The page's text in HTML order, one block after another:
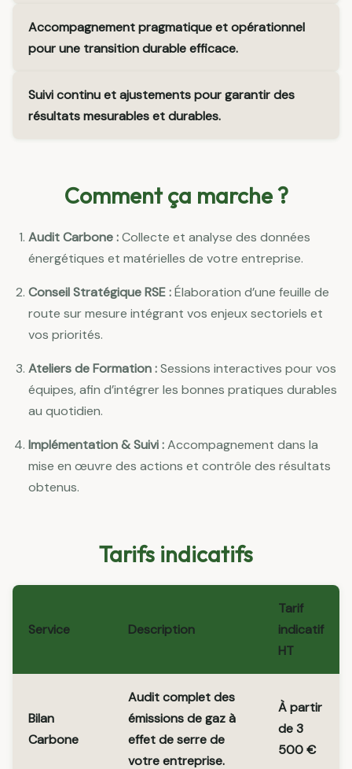
Accompagnement pragmatique et opérationnel
pour une transition durable efficace.
Suivi continu et ajustements pour garantir des
résultats mesurables et durables.
Comment ça marche ?
Audit Carbone :Collecte et analyse des données
énergétiques et matérielles de votre entreprise.
Conseil Stratégique RSE :Élaboration d’une feuille de
route sur mesure intégrant vos enjeux sectoriels et
vos priorités.
Ateliers de Formation :Sessions interactives pour vos
équipes, afin d’intégrer les bonnes pratiques durables
au quotidien.
Implémentation & Suivi :Accompagnement dans la
mise en œuvre des actions et contrôle des résultats
obtenus.
Tarifs indicatifs
Service Description
Tarif
indicatif
HT
Bilan
Carbone
Audit complet des
émissions de gaz à
effet de serre de
votre entreprise.
À partir
de 3
500 €